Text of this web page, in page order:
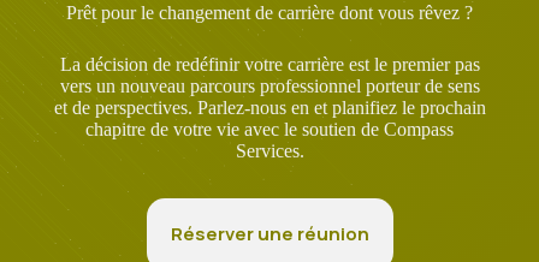
Prêt pour le changement de carrière dont vous rêvez ?
La décision de redéfinir votre carrière est le premier pas
vers un nouveau parcours professionnel porteur de sens
et de perspectives. Parlez-nous en et planifiez le prochain
chapitre de votre vie avec le soutien de Compass
Services.
Réserver une réunion